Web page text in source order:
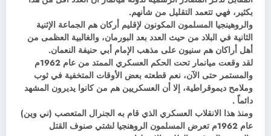
بكثير، فهي تتعمد التقليل من شأنهم.
والروهينجيا المسلمون المكونون لإقليم أركان هم الجماعة الإثنية
الثانية في البلاد من حيث العدد بعد البورمان، والغالبية العظمى من
أهل أراكان هم سنيون على مذهب الإمام أبي حنيفة النعمان.
لقد وقعت ميانمار تحت الحكم العسكري الممتد من عام 1962م
والمستمر حتى الآن، نعم قطعته بعض الأوقات المتخفية في ثوب
وملامح ديموقراطية، إلا أن العسكريين هم من كانوا يديرون المشهد
دائماً .
ومنذ هذا الانقلاب العسكري الذي قام به الجنرال المتعصب (ني وين)
عام 1962م تعرض المسلمون الروهنجيا لشتي صنوف القتل